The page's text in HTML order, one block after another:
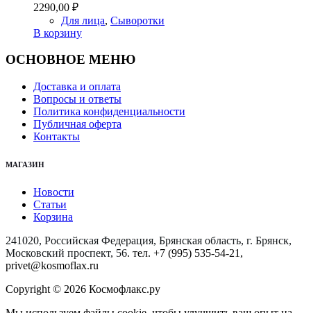
2290,00 ₽
Для лица, Сыворотки
В корзину
ОСНОВНОЕ МЕНЮ
Доставка и оплата
Вопросы и ответы
Политика конфиденциальности
Публичная оферта
Контакты
МАГАЗИН
Новости
Статьи
Корзина
241020, Российская Федерация, Брянская область, г. Брянск,
Московский проспект, 56. тел. +7 (995) 535-54-21,
privet@kosmoflax.ru
Copyright © 2026 Космофлакс.ру